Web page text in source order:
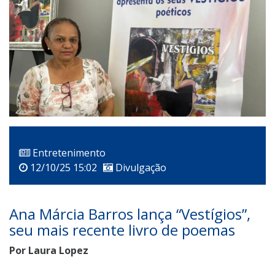
Entretenimento
12/10/25 15:02
Divulgação
Ana Márcia Barros lança “Vestígios”,
seu mais recente livro de poemas
Por Laura Lopez